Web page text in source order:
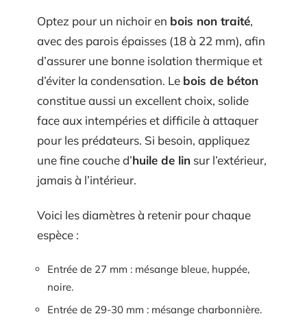
Optez pour un nichoir en bois non traité,
avec des parois épaisses (18 à 22 mm), afin
d’assurer une bonne isolation thermique et
d’éviter la condensation. Le bois de béton
constitue aussi un excellent choix, solide
face aux intempéries et difficile à attaquer
pour les prédateurs. Si besoin, appliquez
une fine couche d’huile de lin sur l’extérieur,
jamais à l’intérieur.
Voici les diamètres à retenir pour chaque
espèce :
Entrée de 27 mm : mésange bleue, huppée,
noire.
Entrée de 29-30 mm : mésange charbonnière.